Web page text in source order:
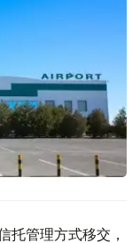
托管理方式移交，